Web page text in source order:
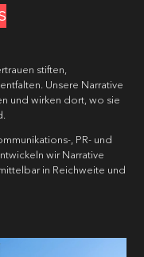
stiften,
Unsere Narrative
und wirken dort, wo sie
, PR- und
wir Narrative
in Reichweite und